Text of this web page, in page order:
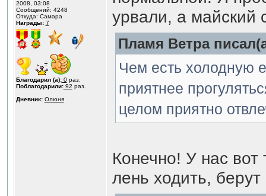
2008, 03:08
Сообщений: 4248
Откуда: Самара
Награды: 7
Благодарил (а):0раз.
Поблагодарили:92 раз.
Дневник: Олюня
урвали, а майский
Пламя Ветра
Чем есть холодную
приятнее
целом приятно
Конечно! У нас
лень ходить,